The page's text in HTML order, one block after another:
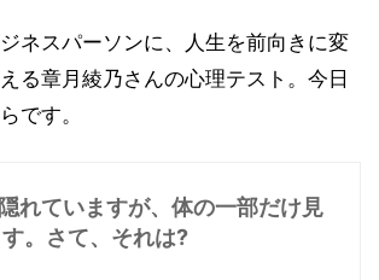
ネスパーソンに、人生を前向きに変
る章月綾乃さんの心理テスト。今日
です。
れていますが、体の一部だけ見
。さて、それは?